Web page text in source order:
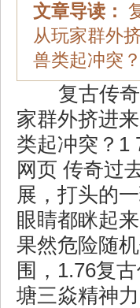
文章导读：
从玩家群外
兽类起冲突
复古传
家群外挤进
类起冲突？1
网页 传奇过
展，打头的
眼睛都眯起
果然危险随
围，1.76复
塘三焱精神力